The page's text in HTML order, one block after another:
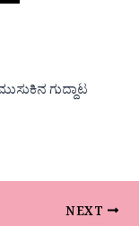
ಗುದ್ದಾಟ
NEXT